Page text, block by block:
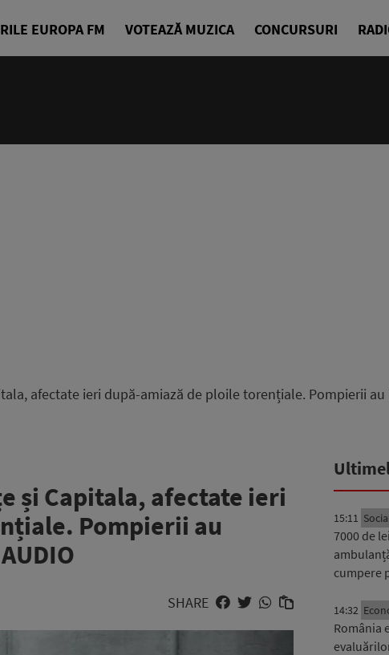
EUROPA FM VOTEAZĂ MUZICA CONCURSURI
afectate ieri după-amiază de ploile torențiale. Pompierii
și Capitala, afectate ieri
Pompierii au
SHARE
15:11
7000 de
cumpere
14:32
România